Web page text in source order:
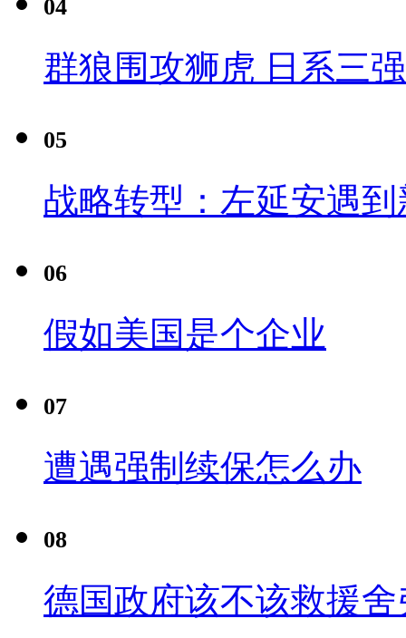
04
群狼围攻狮虎 日系三
05
战略转型：左延安遇
06
假如美国是个企业
07
遭遇强制续保怎么办
08
德国政府该不该救援舍